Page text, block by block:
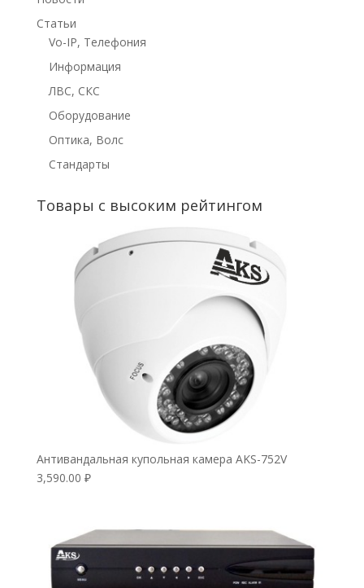
Статьи
Vo-IP, Телефония
Информация
ЛВС, СКС
Оборудование
Оптика, Волс
Стандарты
Товары с высоким рейтингом
Антивандальная купольная камера AKS-752V
3,590.00 ₽